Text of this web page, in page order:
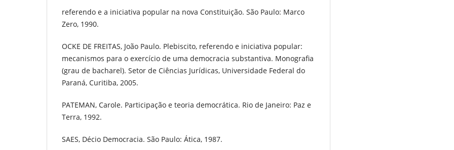
referendo e a iniciativa popular na nova Constituição. São Paulo: Marco
Zero, 1990.
OCKE DE FREITAS, João Paulo. Plebiscito, referendo e iniciativa popular:
mecanismos para o exercício de uma democracia substantiva. Monografia
(grau de bacharel). Setor de Ciências Jurídicas, Universidade Federal do
Paraná, Curitiba, 2005.
PATEMAN, Carole. Participação e teoria democrática. Rio de Janeiro: Paz e
Terra, 1992.
SAES, Décio Democracia. São Paulo: Ática, 1987.